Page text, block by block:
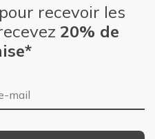
recevoir les
20% de